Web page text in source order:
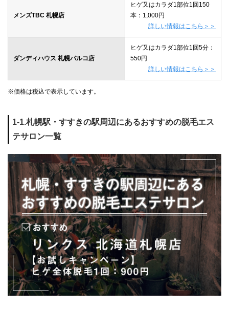
メンズTBC 札幌店
ヒゲ又はカラダ1部位1回150
本：1,000円
詳しい情報はこちら＞＞
ダンディハウス 札幌パルコ店
ヒゲ又はカラダ1部位1回5分：
550円
詳しい情報はこちら＞＞
※価格は税込で表示しています。
1-1.札幌駅・すすきの駅周辺にあるおすすめの脱毛エス
テサロン一覧